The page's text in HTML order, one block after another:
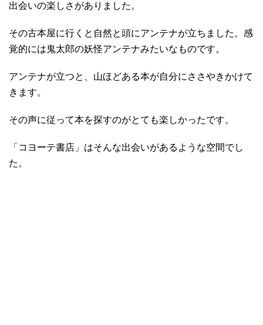
出会いの楽しさがありました。
その古本屋に行くと自然と頭にアンテナが立ちました。感
覚的には鬼太郎の妖怪アンテナみたいなものです。
アンテナが立つと、山ほどある本が自分にささやきかけて
きます。
その声に従って本を探すのがとても楽しかったです。
「コヨーテ書店」はそんな出会いがあるような空間でし
た。